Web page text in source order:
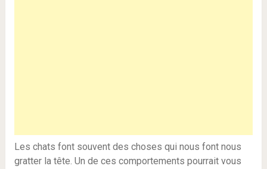
Les chats font souvent des choses qui nous font nous
gratter la tête. Un de ces comportements pourrait vous